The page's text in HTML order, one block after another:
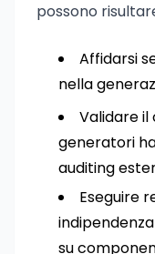
possono
Affidarsi
nella
Validare
generatori
auditing
Eseguire
su